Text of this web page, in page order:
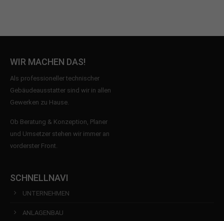
WIR MACHEN DAS!
Als professioneller technischer
Gebäudeausstatter sind wir in allen
Gewerken zu Hause.
Ob Beratung & Konzeption, Planer
und Umsetzer stehen wir immer an
vorderster Front.
SCHNELLNAVI
UNTERNEHMEN
ANLAGENBAU